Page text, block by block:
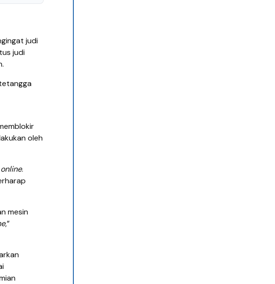
judi
judi
oleh
online.
mesin
,”